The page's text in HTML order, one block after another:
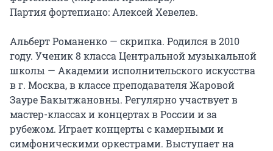
Партия фортепиано: Алексей Хевелев.
Альберт Романенко — скрипка. Родился в 2010
году. Ученик 8 класса Центральной музыкальной
школы — Академии исполнительского искусства
в г. Москва, в классе преподавателя Жаровой
Зауре Бакытжановны. Регулярно участвует в
мастер-классах и концертах в России и за
рубежом. Играет концерты с камерными и
симфоническими оркестрами. Выступает на